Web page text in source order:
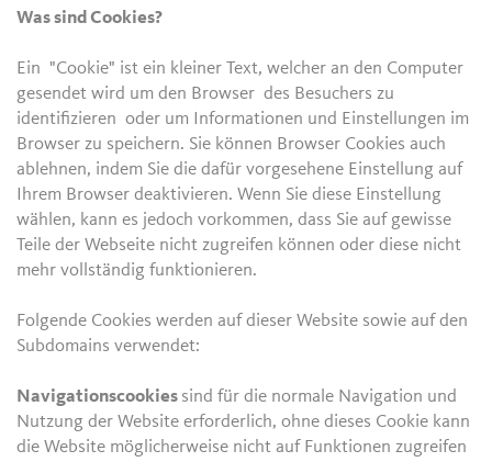
Was sind Cookies?
Ein "Cookie" ist ein kleiner Text, welcher an den Computer
gesendet wird um den Browser des Besuchers zu
identifizieren oder um Informationen und Einstellungen im
Browser zu speichern. Sie können Browser Cookies auch
ablehnen, indem Sie die dafür vorgesehene Einstellung auf
Ihrem Browser deaktivieren. Wenn Sie diese Einstellung
wählen, kann es jedoch vorkommen, dass Sie auf gewisse
Teile der Webseite nicht zugreifen können oder diese nicht
mehr vollständig funktionieren.
Folgende Cookies werden auf dieser Website sowie auf den
Subdomains verwendet:
Navigationscookies sind für die normale Navigation und
Nutzung der Website erforderlich, ohne dieses Cookie kann
die Website möglicherweise nicht auf Funktionen zugreifen